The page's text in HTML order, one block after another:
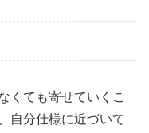
くても寄せていくこ
自分仕様に近づいて